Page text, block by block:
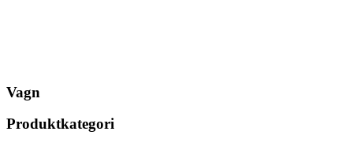
Vagn
Produktkategori